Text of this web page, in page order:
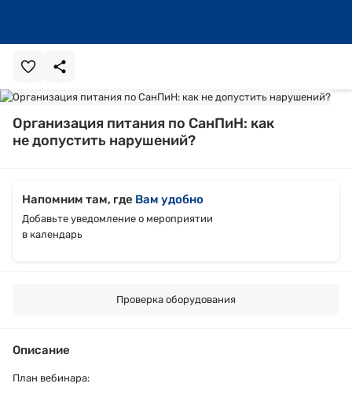
Организация питания по СанПиН: как
не допустить нарушений?
Напомним там, где Вам удобно
Добавьте уведомление о мероприятии
в календарь
Проверка оборудования
Описание
План вебинара: